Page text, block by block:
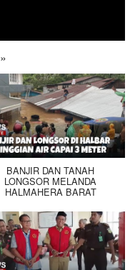
»
BANJIR DAN TANAH
LONGSOR MELANDA
HALMAHERA BARAT